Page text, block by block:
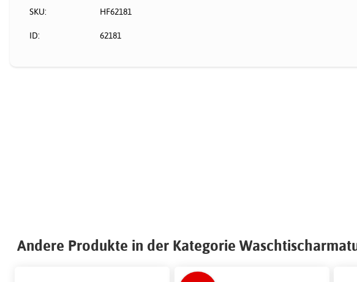
SKU: HF62181
ID: 62181
Andere Produkte in der Kategorie